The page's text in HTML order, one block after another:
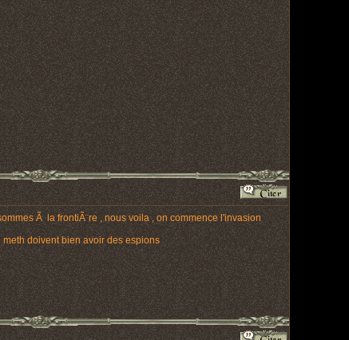
Ã la frontiÃ¨re , nous voila , on commence l'invasion
doivent bien avoir des espions